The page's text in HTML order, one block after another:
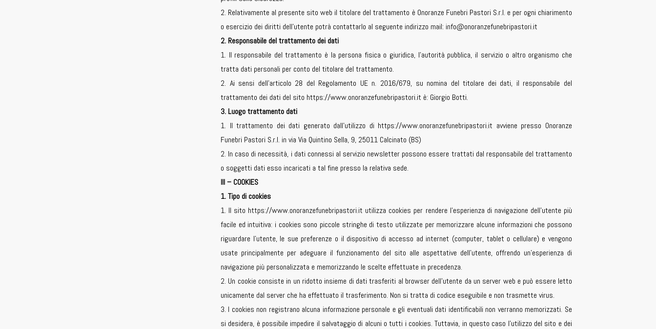
2. Relativamente al presente sito web il titolare del trattamento è Onoranze Funebri Pastori S.r.l. e per ogni chiarimento
o esercizio dei diritti dell’utente potrà contattarlo al seguente indirizzo mail: info@onoranzefunebripastori.it
2. Responsabile del trattamento dei dati
1. Il responsabile del trattamento è la persona fisica o giuridica, l’autorità pubblica, il servizio o altro organismo che
tratta dati personali per conto del titolare del trattamento.
2. Ai sensi dell’articolo 28 del Regolamento UE n. 2016/679, su nomina del titolare dei dati, il responsabile del
trattamento dei dati del sito https://www.onoranzefunebripastori.it è: Giorgio Botti.
3. Luogo trattamento dati
1. Il trattamento dei dati generato dall’utilizzo di https://www.onoranzefunebripastori.it avviene presso Onoranze
Funebri Pastori S.r.l. in via Via Quintino Sella, 9, 25011 Calcinato (BS)
2. In caso di necessità, i dati connessi al servizio newsletter possono essere trattati dal responsabile del trattamento
o soggetti dati esso incaricati a tal fine presso la relativa sede.
III – COOKIES
1. Tipo di cookies
1. Il sito https://www.onoranzefunebripastori.it utilizza cookies per rendere l’esperienza di navigazione dell’utente più
facile ed intuitiva: i cookies sono piccole stringhe di testo utilizzate per memorizzare alcune informazioni che possono
riguardare l’utente, le sue preferenze o il dispositivo di accesso ad internet (computer, tablet o cellulare) e vengono
usate principalmente per adeguare il funzionamento del sito alle aspettative dell’utente, offrendo un’esperienza di
navigazione più personalizzata e memorizzando le scelte effettuate in precedenza.
2. Un cookie consiste in un ridotto insieme di dati trasferiti al browser dell’utente da un server web e può essere letto
unicamente dal server che ha effettuato il trasferimento. Non si tratta di codice eseguibile e non trasmette virus.
3. I cookies non registrano alcuna informazione personale e gli eventuali dati identificabili non verranno memorizzati. Se
si desidera, è possibile impedire il salvataggio di alcuni o tutti i cookies. Tuttavia, in questo caso l’utilizzo del sito e dei